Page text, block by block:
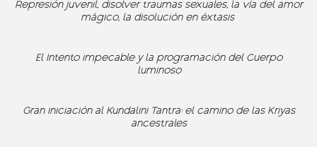
Represión juvenil, disolver traumas sexuales, la vía del amor
mágico, la disolución en éxtasis
El Intento impecable y la programación del Cuerpo
luminoso
Gran iniciación al Kundalini Tantra: el camino de las Kriyas
ancestrales